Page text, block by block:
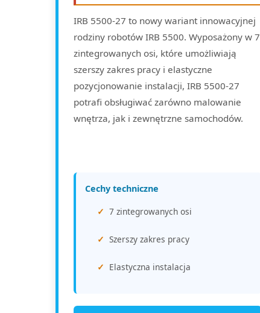
IRB 5500-27 to nowy wariant innowacyjnej
rodziny robotów IRB 5500. Wyposażony w 7
zintegrowanych osi, które umożliwiają
szerszy zakres pracy i elastyczne
pozycjonowanie instalacji, IRB 5500-27
potrafi obsługiwać zarówno malowanie
wnętrza, jak i zewnętrzne samochodów.
Cechy techniczne
7 zintegrowanych osi
Szerszy zakres pracy
Elastyczna instalacja